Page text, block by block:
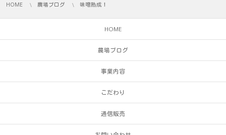
HOME 農場ブログ 味噌熟成！
HOME
農場ブログ
事業内容
こだわり
通信販売